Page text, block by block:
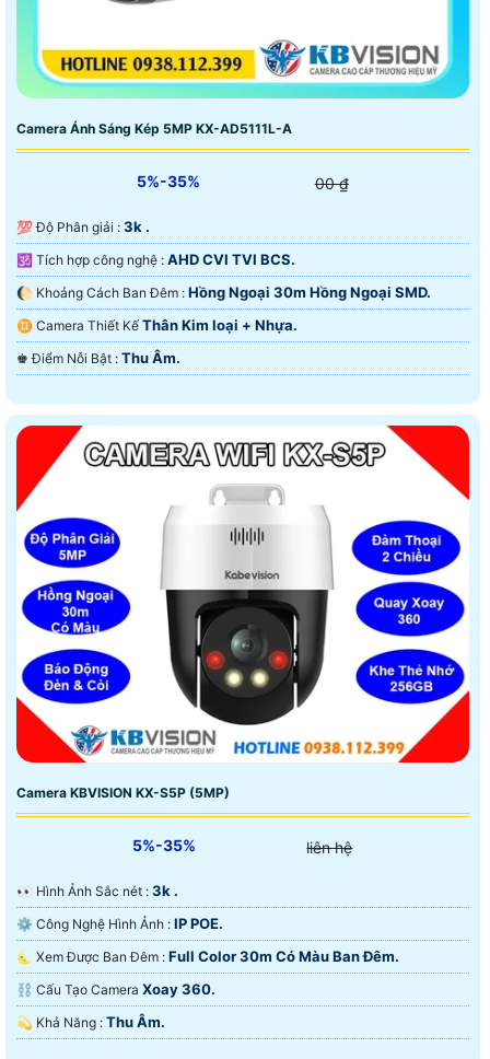
Camera Ánh Sáng Kép 5MP KX-AD5111L-A
5%-35% 00 ₫
💯 Độ Phân giải : 3k .
🕉️ Tích hợp công nghệ : AHD CVI TVI BCS.
🌔 Khoảng Cách Ban Đêm : Hồng Ngoại 30m Hồng Ngoại SMD.
♊ Camera Thiết Kế Thân Kim loại + Nhựa.
️♚ Điểm Nỗi Bật : Thu Âm.
Camera KBVISION KX-S5P (5MP)
5%-35% liên hệ
️👀 Hình Ảnh Sắc nét : 3k .
⚙ Công Nghệ Hình Ảnh : IP POE.
🌜 Xem Được Ban Đêm : Full Color 30m Có Màu Ban Ðêm.
⛓ Cấu Tạo Camera Xoay 360.
️💫 Khả Năng : Thu Âm.